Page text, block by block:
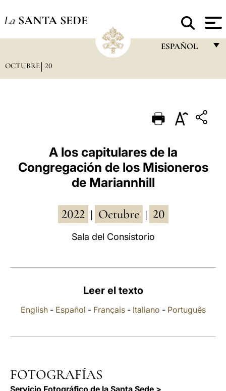
La SANTA SEDE
ESPAÑOL
PORTUGUÊS
ESPAÑOL
DEUTSCH
العربيّة
中文
OCTUBRE 20
A los capitulares de la
Congregación de los Misioneros
de Mariannhill
2022 Octubre 20
Sala del Consistorio
Leer el texto
English- Español - Français- Italiano - Português
FOTOGRAFÍAS
Servicio Fotográfico de la Santa Sede >